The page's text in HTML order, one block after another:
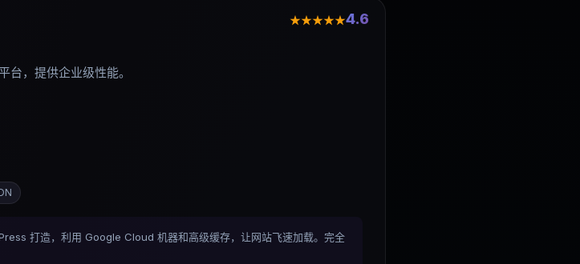
★★★★★4.6
，提供企业级性能。
打造，利用 Google Cloud 机器和高级缓存，让网站飞速加载。完全